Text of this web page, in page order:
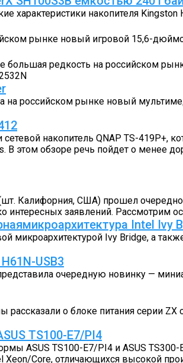
характеристики накопителя Kingston
рынке новый игровой 15,6-
большая редкость на российском
на российском рынке новый
накопитель QNAP TS-419P+,
В этом обзоре речь пойдет о менее
Калифорния, США) прошел
интересных заявлений. Рассмотрим
Intel Ivy
микроархитектурой Ivy Bridge, а
USB3
очередную новинку —
о блоке питания серии ZX
TS100-E7/PI4
ASUS TS100-E7/PI4 и ASUS
Core, отличающихся высокой